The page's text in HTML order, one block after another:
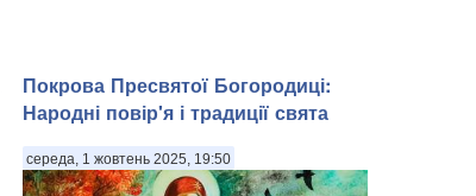
Покрова Пресвятої Богородиці:
Народні повір'я і традиції свята
середа, 1 жовтень 2025, 19:50